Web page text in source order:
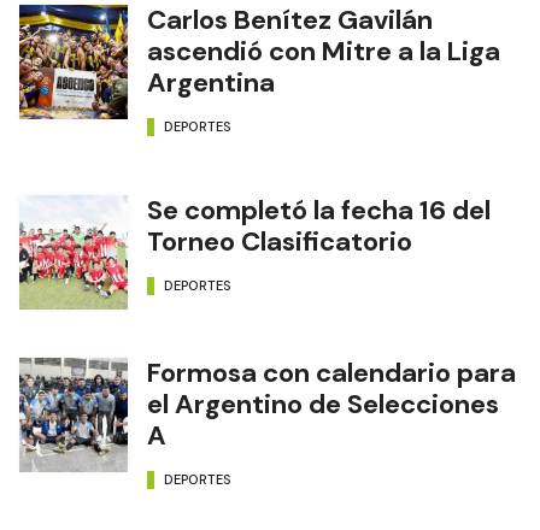
Carlos Benítez Gavilán
ascendió con Mitre a la Liga
Argentina
DEPORTES
Se completó la fecha 16 del
Torneo Clasificatorio
DEPORTES
Formosa con calendario para
el Argentino de Selecciones
A
DEPORTES